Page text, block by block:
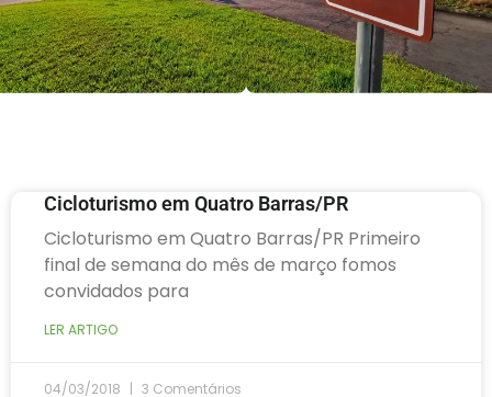
Cicloturismo em Quatro Barras/PR
Cicloturismo em Quatro Barras/PR Primeiro
final de semana do mês de março fomos
convidados para
LER ARTIGO
04/03/2018 3 Comentários